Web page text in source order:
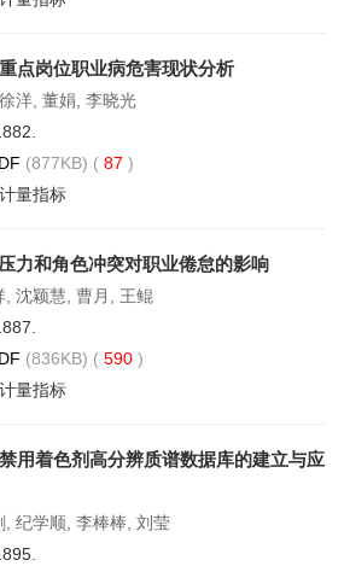
点岗位职业病危害现状分析
洋, 董娟, 李晓光
(877KB) ( 87 )
计量指标
力和角色冲突对职业倦怠的影响
, 沈颖慧, 曹月, 王鲲
(836KB) ( 590 )
计量指标
用着色剂高分辨质谱数据库的建立与应
纪学顺, 李棒棒, 刘莹